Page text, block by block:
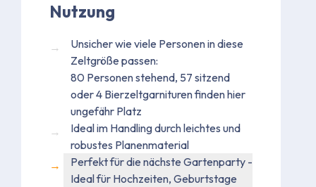
Nutzung
Unsicher wie viele Personen in diese
Zeltgröße passen:
80 Personen stehend, 57 sitzend
oder 4 Bierzeltgarnituren finden hier
ungefähr Platz
Ideal im Handling durch leichtes und
robustes Planenmaterial
Perfekt für die nächste Gartenparty -
Ideal für Hochzeiten, Geburtstage